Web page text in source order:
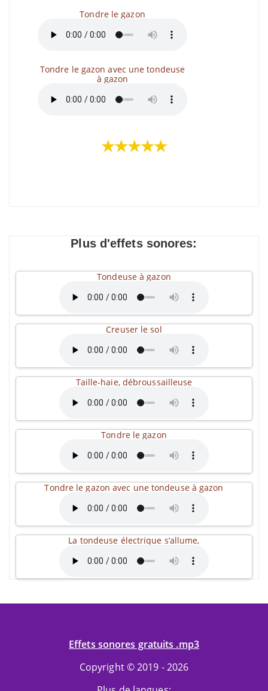
Tondre le gazon
Tondre le gazon avec une tondeuse
à gazon
★★★★★
Plus d'effets sonores:
Tondeuse à gazon
Creuser le sol
Taille-haie, débroussailleuse
Tondre le gazon
Tondre le gazon avec une tondeuse à gazon
La tondeuse électrique s’allume,
Effets sonores gratuits .mp3
Copyright © 2019 - 2026